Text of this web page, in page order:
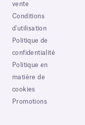
vente
Conditions
d'utilisation
Politique de
confidentialité
Politique en
matière de
cookies
Promotions